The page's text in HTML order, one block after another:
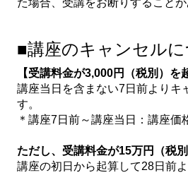
た場合、受講をお断りすることが
■講座のキャンセルに
【受講料金が3,000円（税別）を
講座当日を含まない7日前よりキ
す。
＊講座7日前～講座当日：講座価
ただし、受講料金が15万円（税
講座の初日から起算して28日前